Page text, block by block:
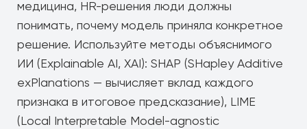
медицина, HR-решения люди должны
понимать, почему модель приняла конкретное
решение. Используйте методы объяснимого
ИИ (Explainable AI, XAI): SHAP (SHapley Additive
exPlanations — вычисляет вклад каждого
признака в итоговое предсказание), LIME
(Local Interpretable Model-agnostic